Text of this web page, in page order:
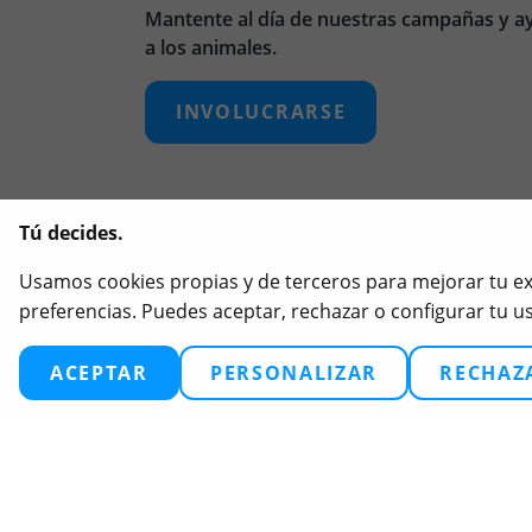
Mantente al día de nuestras campañas y
a los animales.
INVOLUCRARSE
Tú decides.
Usamos cookies propias y de terceros para mejorar tu
preferencias. Puedes aceptar, rechazar o configurar tu
ACEPTAR PERSONALIZAR